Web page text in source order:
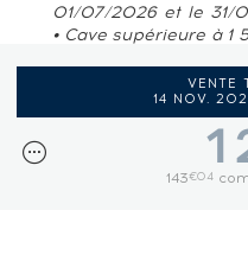
VENTE
14 NOV.
143€04
01/07/2026 et le 31/
• Cave supérieure à
France